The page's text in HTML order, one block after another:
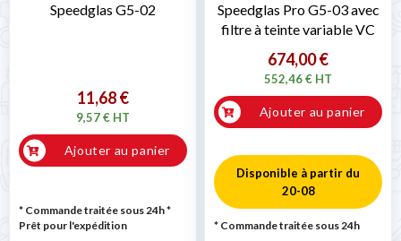
Speedglas G5-02
11,68 €
9,57 € HT
Ajouter au panier
* Commande traitée sous 24h*
Prêt pour l'expédition
Speedglas Pro G5-03 avec
filtre à teinte variable VC
674,00 €
552,46 € HT
Ajouter au panier
Disponible à partir du
20-08
* Commande traitée sous 24h